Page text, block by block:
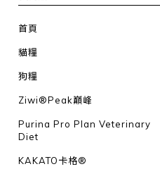
首頁
貓糧
狗糧
Ziwi®Peak巔峰
Purina Pro Plan Veterinary
Diet
KAKATO卡格®